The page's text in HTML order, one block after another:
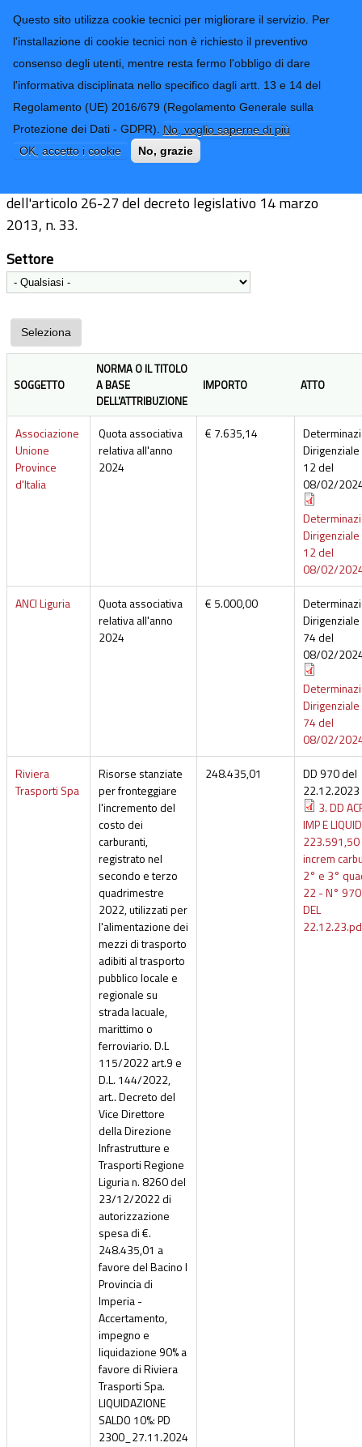
Questo sito utilizza cookie tecnici per migliorare il servizio. Per
l'installazione di cookie tecnici non è richiesto il preventivo
consenso degli utenti, mentre resta fermo l'obbligo di dare
l'informativa disciplinata nello specifico dagli artt. 13 e 14 del
Regolamento (UE) 2016/679 (Regolamento Generale sulla
Protezione dei Dati - GDPR). No, voglio saperne di più
OK, accetto i cookie
No, grazie
Provincia di
Imperia
CONTATTI-URP
TRASPARENZA
Form di ricerca
Elenco beneficiari
dell'articolo 26-27 del decreto legislativo 14 marzo
2013, n. 33.
Settore
SOGGETTO
NORMA O IL TITOLO
A BASE
DELL'ATTRIBUZIONE
IMPORTO ATTO
Associazione
Unione
Province
d'Italia
Quota associativa
relativa all'anno
2024
€ 7.635,14
Dirigenziale
12 del
08/02/
Dirigenziale
12 del
08/02/
ANCI Liguria
Quota associativa
relativa all'anno
2024
€ 5.000,00
Dirigenziale
74 del
08/02/
Dirigenziale
74 del
08/02/
Riviera
Trasporti Spa
Risorse stanziate
per fronteggiare
l'incremento del
costo dei
carburanti,
registrato nel
secondo e terzo
quadrimestre
2022, utilizzati per
l'alimentazione dei
mezzi di trasporto
adibiti al trasporto
pubblico locale e
regionale su
strada lacuale,
marittimo o
ferroviario. D.L
115/2022 art.9 e
D.L. 144/2022,
art.. Decreto del
Vice Direttore
della Direzione
Infrastrutture e
Trasporti Regione
Liguria n. 8260 del
23/12/2022 di
autorizzazione
spesa di €.
248.435,01 a
favore del Bacino I
Provincia di
Imperia -
Accertamento,
impegno e
liquidazione 90% a
favore di Riviera
Trasporti Spa.
LIQUIDAZIONE
SALDO 10%: PD
2300_27.11.2024
248.435,01
DD 970 del
22.12.2023
3. DD
IMP E LIQUID
223.591,50
increm
2° e 3°
22 - N° 970
DEL